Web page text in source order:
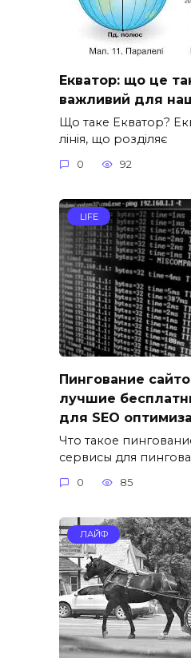
Екватор: що це
важливий для
Що таке Екватор?
лінія, що розділяє
0 92
LIFE
Пингование
лучшие
для SEO
Что такое
сервисы для
0 85
ЛАЙФ